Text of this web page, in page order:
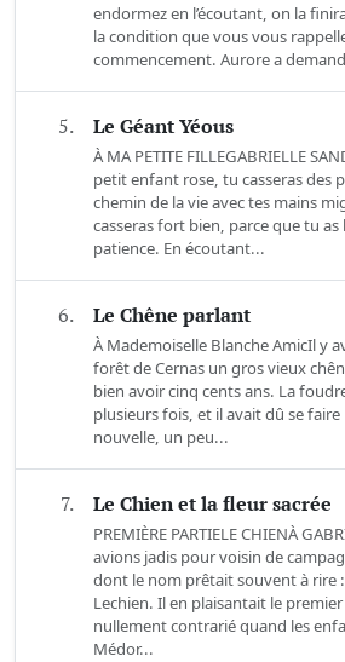
endormez en l’écoutant, on la
la condition que vous vous
commencement. Aurore a
5. Le Géant Yéous
À MA PETITE FILLEGABRIELLE
petit enfant rose, tu casseras des
chemin de la vie avec tes mains
casseras fort bien, parce que tu
patience. En écoutant...
6. Le Chêne parlant
À Mademoiselle Blanche AmicIl y
forêt de Cernas un gros vieux
bien avoir cinq cents ans. La
plusieurs fois, et il avait dû se
nouvelle, un peu...
7. Le Chien et la fleur sacrée
PREMIÈRE PARTIELE CHIENÀ
avions jadis pour voisin de
dont le nom prêtait souvent à rire :
Lechien. Il en plaisantait le
nullement contrarié quand les
Médor...